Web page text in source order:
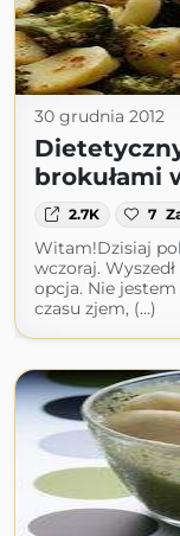
30 grudnia 2012
brokułami
2.7K 7
Witam!Dzisiaj
wczoraj.
opcja. Nie
czasu zjem, (...)